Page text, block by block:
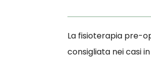
La fisioterapia pre-
consigliata nei casi